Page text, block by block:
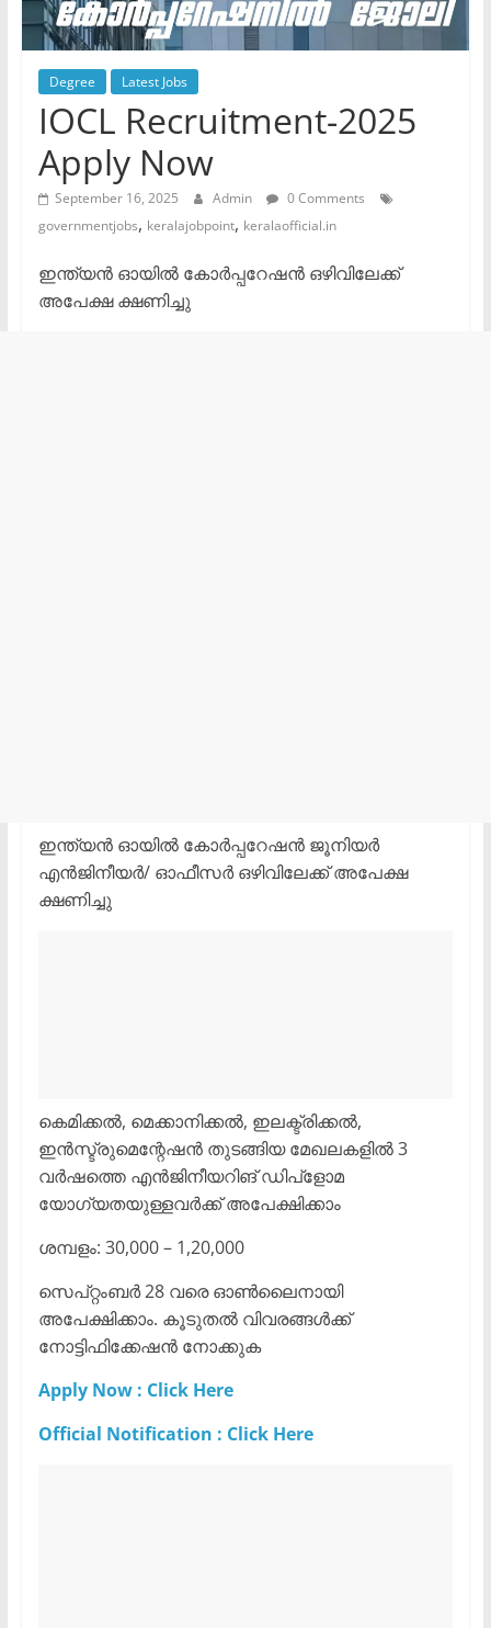
Degree Latest Jobs
IOCL Recruitment-2025
Apply Now
September 16, 2025 Admin
0 Comments
governmentjobs, keralajobpoint, keralaofficial.in
ഇന്ത്യൻ ഓയിൽ കോർപ്പറേഷൻ ഒഴിവിലേക്ക്
അപേക്ഷ ക്ഷണിച്ചു
ഇന്ത്യൻ ഓയിൽ കോർപ്പറേഷൻ ജൂനിയർ
എൻജിനീയർ/ ഓഫീസർ ഒഴിവിലേക്ക് അപേക്ഷ
ക്ഷണിച്ചു
കെമിക്കൽ, മെക്കാനിക്കൽ, ഇലക്ട്രിക്കൽ,
ഇൻസ്ട്രുമെന്റേഷൻ തുടങ്ങിയ മേഖലകളിൽ 3
വർഷത്തെ എൻജിനീയറിങ് ഡിപ്ളോമ
യോഗ്യതയുള്ളവർക്ക് അപേക്ഷിക്കാം
ശമ്പളം: 30,000 – 1,20,000
സെപ്റ്റംബർ 28 വരെ ഓൺലൈനായി
അപേക്ഷിക്കാം. കൂടുതൽ വിവരങ്ങൾക്ക്
നോട്ടിഫിക്കേഷൻ നോക്കുക
Apply Now : Click Here
Official Notification : Click Here